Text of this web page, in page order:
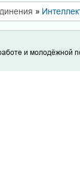
»
и молодёжной